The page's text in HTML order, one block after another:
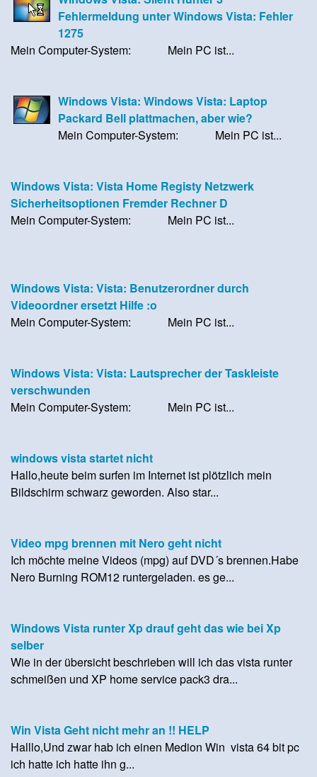
Fehlermeldung unter Windows Vista: Fehler
1275
Mein Computer-System: Mein PC ist...
Windows Vista: Windows Vista: Laptop
Packard Bell plattmachen, aber wie?
Mein Computer-System: Mein PC ist...
Windows Vista: Vista Home Registy Netzwerk
Sicherheitsoptionen Fremder Rechner D
Mein Computer-System: Mein PC ist...
Windows Vista: Vista: Benutzerordner durch
Videoordner ersetzt Hilfe :o
Mein Computer-System: Mein PC ist...
Windows Vista: Vista: Lautsprecher der Taskleiste
verschwunden
Mein Computer-System: Mein PC ist...
windows vista startet nicht
Hallo,heute beim surfen im Internet ist plötzlich mein
Bildschirm schwarz geworden. Also star...
Video mpg brennen mit Nero geht nicht
Ich möchte meine Videos (mpg) auf DVD´s brennen.Habe
Nero Burning ROM12 runtergeladen. es ge...
Windows Vista runter Xp drauf geht das wie bei Xp
selber
Wie in der übersicht beschrieben will ich das vista runter
schmeißen und XP home service pack3 dra...
Win Vista Geht nicht mehr an !! HELP
Halllo,Und zwar hab ich einen Medion Win vista 64 bit pc
ich hatte ich hatte ihn g...